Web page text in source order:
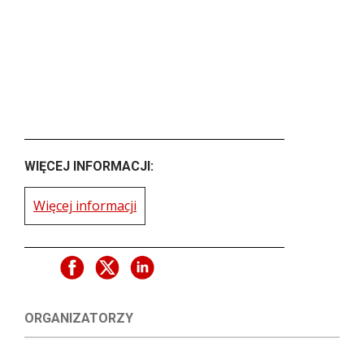
WIĘCEJ INFORMACJI:
Więcej informacji
ORGANIZATORZY